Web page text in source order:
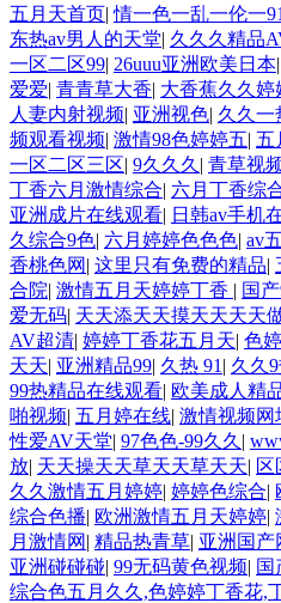
五月天首页|情一色一乱一伦一
东热av男人的天堂| 久久久精品
一区二区99| 26uuu亚洲欧美日本|
爱爱| 青青草大香| 大香蕉久久婷
人妻内射视频| 亚洲视色| 久久一
频观看视频| 激情98色婷婷五| 五
一区二区三区| 9久久久 | 青草视
丁香六月激情综合| 六月丁香综
亚洲成片在线观看| 日韩av手机
久综合9色| 六月婷婷色色色| av
香桃色网 | 这里只有免费的精品|
合院| 激情五月天婷婷丁香 | 国
爱无码| 天天添天天摸天天天天
AV超清| 婷婷丁香花五月天| 色
天天| 亚洲精品99| 久热 91 | 久久
99热精品在线观看| 欧美成人精
啪视频| 五月婷在线| 激情视频网
性爱AV天堂| 97色色-99久久 |
放| 天天操天天草天天草天天| 区
久久激情五月婷婷| 婷婷色综合|
综合色播| 欧洲激情五月天婷婷|
月激情网 | 精品热青草| 亚洲国产
亚洲碰碰碰| 99无码黄色视频| 国
综合色五月久久,色婷婷丁香花,